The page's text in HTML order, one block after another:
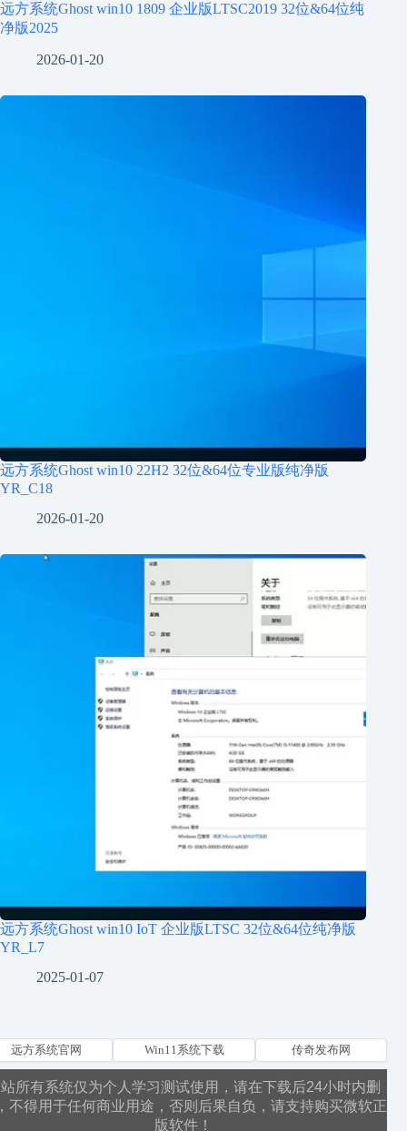
远方系统Ghost win10 1809 企业版LTSC2019 32位&64位纯
净版2025
2026-01-20
远方系统Ghost win10 22H2 32位&64位专业版纯净版
YR_C18
2026-01-20
远方系统Ghost win10 IoT 企业版LTSC 32位&64位纯净版
YR_L7
2025-01-07
远方系统官网 Win11系统下载 传奇发布网
所有系统仅为个人学习测试使用，请在下载后24小时内删
不得用于任何商业用途，否则后果自负，请支持购买微软正
版软件！